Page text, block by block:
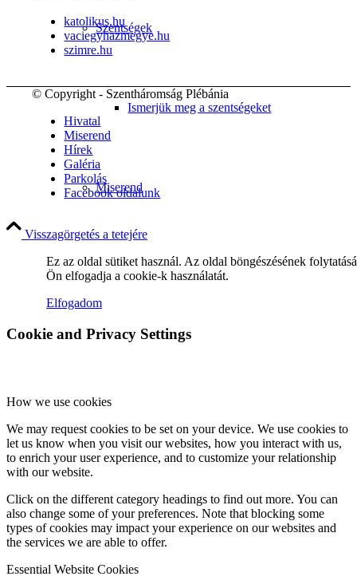
Szentségek
Ismerjük meg a szentségeket
Miserend
Miserend
A szentmise liturgiája
Betegellátás
Közösségeink
katolikus.hu
vaciegyhazmegye.hu
szimre.hu
© Copyright - Szentháromság Plébánia
Hivatal
Miserend
Hírek
Galéria
Parkolás
Facebook oldalunk
Visszagörgetés a tetejére
Ez az oldal sütiket használ. Az oldal böngészésének
Ön elfogadja a cookie-k használatát.
Elfogadom
Cookie and Privacy Settings
How we use cookies
We may request cookies to be set on your device. We use cookies to
let us know when you visit our websites, how you interact with us,
to enrich your user experience, and to customize your relationship
with our website.
Click on the different category headings to find out more. You can
also change some of your preferences. Note that blocking some
types of cookies may impact your experience on our websites and
the services we are able to offer.
Essential Website Cookies